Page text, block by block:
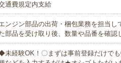
通費規定内支給
ンジン部品の出荷・梱包業務を担当
部品を受け取り後、数量や品番を確
未経験OK！〇まずは事前登録だけで